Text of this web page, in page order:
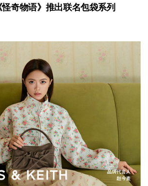
奇物语》推出联名包袋系列